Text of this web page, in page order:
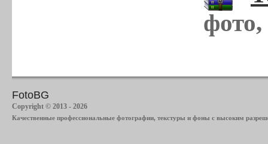
FotoBG
Copyright © 2013 - 2026
Качественные профессиональные фотографии, текстуры и фоны с высоким